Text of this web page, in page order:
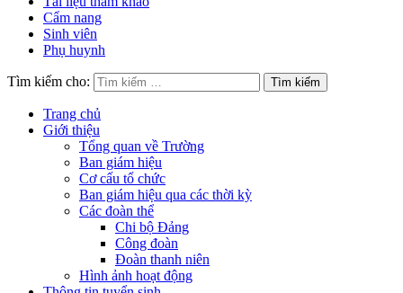
Cẩm nang
Sinh viên
Phụ huynh
Tìm kiếm cho:
Trang chủ
Giới thiệu
Tổng quan về Trường
Ban giám hiệu
Cơ cấu tổ chức
Ban giám hiệu qua các thời kỳ
Các đoàn thể
Chi bộ Đảng
Công đoàn
Đoàn thanh niên
Hình ảnh hoạt động